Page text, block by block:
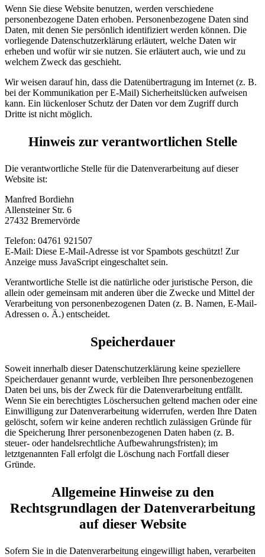
Wenn Sie diese Website benutzen, werden verschiedene
personenbezogene Daten erhoben. Personenbezogene Daten sind
Daten, mit denen Sie persönlich identifiziert werden können. Die
vorliegende Datenschutzerklärung erläutert, welche Daten wir
erheben und wofür wir sie nutzen. Sie erläutert auch, wie und zu
welchem Zweck das geschieht.
Wir weisen darauf hin, dass die Datenübertragung im Internet (z. B.
bei der Kommunikation per E-Mail) Sicherheitslücken aufweisen
kann. Ein lückenloser Schutz der Daten vor dem Zugriff durch
Dritte ist nicht möglich.
Hinweis zur verantwortlichen Stelle
Die verantwortliche Stelle für die Datenverarbeitung auf dieser
Website ist:
Manfred Bordiehn
Allensteiner Str. 6
27432 Bremervörde
Telefon: 04761 921507
E-Mail: Diese E-Mail-Adresse ist vor Spambots geschützt! Zur
Anzeige muss JavaScript eingeschaltet sein.
Verantwortliche Stelle ist die natürliche oder juristische Person, die
allein oder gemeinsam mit anderen über die Zwecke und Mittel der
Verarbeitung von personenbezogenen Daten (z. B. Namen, E-Mail-
Adressen o. Ä.) entscheidet.
Speicherdauer
Soweit innerhalb dieser Datenschutzerklärung keine speziellere
Speicherdauer genannt wurde, verbleiben Ihre personenbezogenen
Daten bei uns, bis der Zweck für die Datenverarbeitung entfällt.
Wenn Sie ein berechtigtes Löschersuchen geltend machen oder eine
Einwilligung zur Datenverarbeitung widerrufen, werden Ihre Daten
gelöscht, sofern wir keine anderen rechtlich zulässigen Gründe für
die Speicherung Ihrer personenbezogenen Daten haben (z. B.
steuer- oder handelsrechtliche Aufbewahrungsfristen); im
letztgenannten Fall erfolgt die Löschung nach Fortfall dieser
Gründe.
Allgemeine Hinweise zu den
Rechtsgrundlagen der Datenverarbeitung
auf dieser Website
Sofern Sie in die Datenverarbeitung eingewilligt haben, verarbeiten